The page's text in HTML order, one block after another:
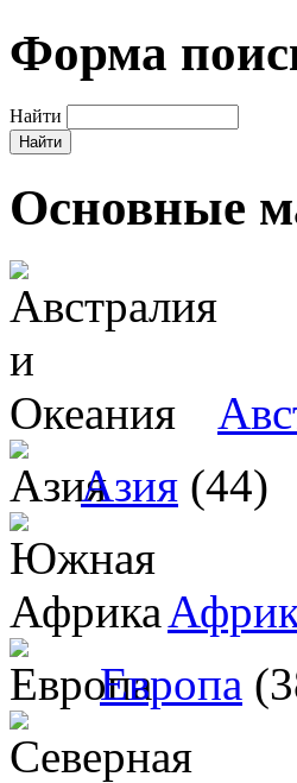
Форма
Найти
Основные
Азия (44)
Европа